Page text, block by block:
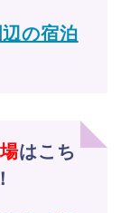
の宿泊
はこち